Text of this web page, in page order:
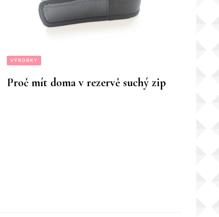
VÝROBKY
Proč mít doma v rezervě suchý zip